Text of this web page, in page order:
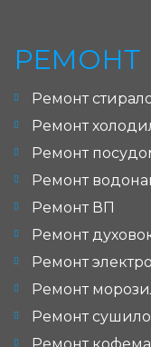
РЕМОНТ
Ремонт
Ремонт
Ремонт
Ремонт
Ремонт ВП
Ремонт
Ремонт
Ремонт
Ремонт